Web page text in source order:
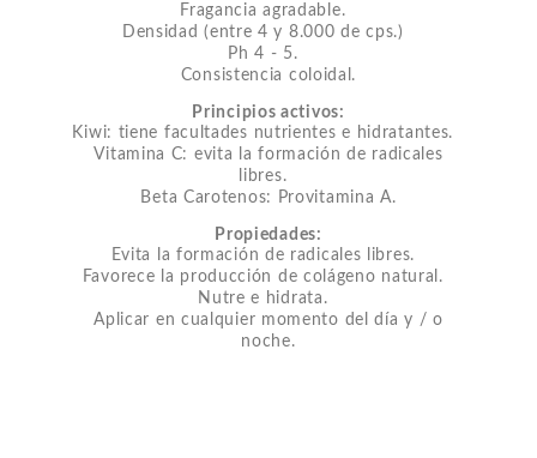
Fragancia agradable.
Densidad (entre 4 y 8.000 de cps.)
Ph 4 - 5.
Consistencia coloidal.
Principios activos:
Kiwi: tiene facultades nutrientes e hidratantes.
Vitamina C: evita la formación de radicales
libres.
Beta Carotenos: Provitamina A.
Propiedades:
Evita la formación de radicales libres.
Favorece la producción de colágeno natural.
Nutre e hidrata.
Aplicar en cualquier momento del día y / o
noche.